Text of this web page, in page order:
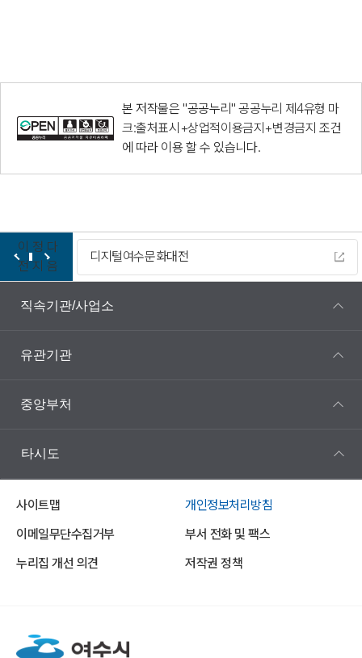
본 저작물은 "공공누리"공공누리 제4유형 마
크:출처표시+상업적이용금지+변경금지 조건
에 따라 이용 할 수 있습니다.
이
전
정
지
다
음
디지털여수문화대전
직속기관/사업소
유관기관
중앙부처
타시도
사이트맵
개인정보처리방침
이메일무단수집거부
부서 전화 및 팩스
누리집 개선 의견
저작권 정책